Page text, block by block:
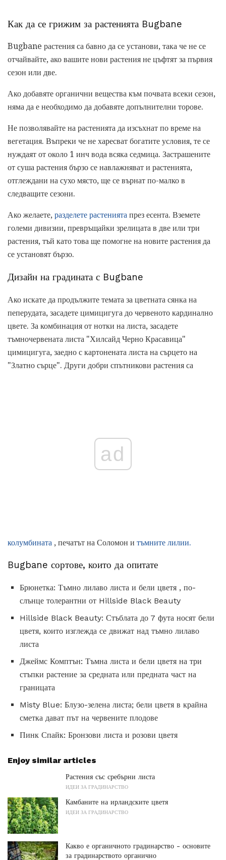
Как да се грижим за растенията Bugbane
Bugbane растения са бавно да се установи, така че не се
отчайвайте, ако вашите нови растения не цъфтят за първия
сезон или две.
Ако добавяте органични вещества към почвата всеки сезон,
няма да е необходимо да добавяте допълнителни торове.
Не позволявайте на растенията да изсъхнат по време на
вегетация. Въпреки че не харесват богатите условия, те се
нуждаят от около 1 инч вода всяка седмица. Застрашените
от суша растения бързо се навлажняват и растенията,
отглеждани на сухо място, ще се върнат по-малко в
следващите сезони.
Ако желаете, разделете растенията през есента. Вземете
големи дивизии, превръщайки зрелицата в две или три
растения, тъй като това ще помогне на новите растения да
се установят бързо.
Дизайн на градината с Bugbane
Ако искате да продължите темата за цветната сянка на
пеперудата, засадете цимицигуга до червеното кардинално
цвете. За комбинация от нотки на листа, засадете
тъмночервената листа "Хилсайд Черно Красавица"
цимицигуга, заедно с картонената листа на сърцето на
"Златно сърце". Други добри спътникови растения са
ad
колумбината , печатът на Соломон и тъмните лилии.
Bugbane сортове, които да опитате
Брюнетка: Тъмно лилаво листа и бели цветя , по-
слънце толерантни от Hillside Black Beauty
Hillside Black Beauty: Стъблата до 7 фута носят бели
цветя, които изглежда се движат над тъмно лилаво
листа
Джеймс Комптън: Тъмна листа и бели цветя на три
стъпки растение за средната или предната част на
границата
Misty Blue: Блузо-зелена листа; бели цветя в крайна
сметка дават път на червените плодове
Пинк Спайк: Бронзови листа и розови цветя
Enjoy similar articles
Растения със сребърни листа
ИДЕИ ЗА ГРАДИНАРСТВО
Камбаните на ирландските цветя
ИДЕИ ЗА ГРАДИНАРСТВО
Какво е органичното градинарство - основите
за градинарството органично